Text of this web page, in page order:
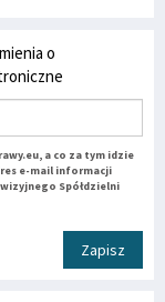
o
a co za tym idzie
e-mail informacji
Spółdzielni
Zapisz